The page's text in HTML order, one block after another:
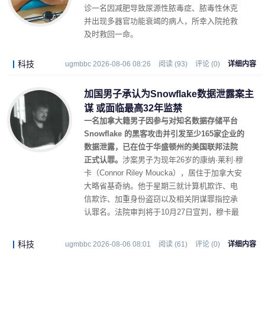
诊一名因减肥导致尿源性脓毒症、脓毒性休克
并出现多器官功能衰竭的病人，所幸入院抢救
及时救回一命。
科技 ugmbbc 2026-08-06 08:26 阅读 (93) 评论 (0) 详细内容
加国男子承认为Snowflake数据泄露案主
谋 或面临最高32年监禁
一名加拿大籍男子因参与对知名数据存储平台
Snowflake 的黑客攻击并引发至少165家企业的
数据泄露，已在位于华盛顿州的美国联邦法院
正式认罪。 涉案男子为现年26岁的康纳·莱利·穆
卡（Connor Riley Moucka），居住于加拿大安
大略省基奇纳。他于星期三就计算机欺诈、电
信欺诈、加重身份盗窃以及相关阴谋罪指控承
认罪名。法院审判将于10月27日宣判，穆卡最
科技 ugmbbc 2026-08-06 08:01 阅读 (61) 评论 (0) 详细内容